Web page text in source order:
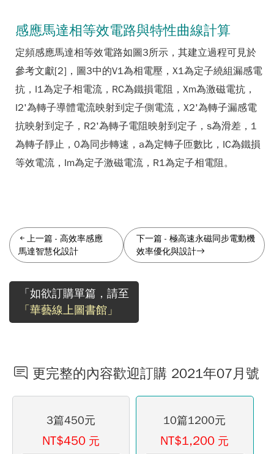
感應馬達相等效電路與特性曲線計算
定頻感應馬達相等效電路如圖3所示，其建立過程可見於
參考文獻[2]，圖3中的V1為相電壓，X1為定子繞組漏感電
抗，I1為定子相電流，RC為鐵損電阻，Xm為激磁電抗，
I2'為轉子導體電流映射到定子側電流，X2'為轉子漏感電
抗映射到定子，R2'為轉子電阻映射到定子，s為滑差，1
為轉子靜止，0為同步轉速，a為定轉子匝數比，IC為鐵損
等效電流，Im為定子激磁電流，R1為定子相電阻。
上一篇 - 高效率感應
馬達智慧化設計
下一篇- 極高速永磁同步電動機
效率優化與設計
「如欲訂購單篇，請至
「華藝線上圖書館」
更完整的內容歡迎訂購 2021年07月號
3篇450元
NT$450 元
10篇1200元
NT$1,200 元